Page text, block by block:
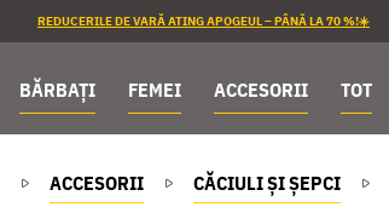
REDUCERILE DE VARĂ ATING APOGEUL – PÂNĂ LA 70 %!☀️
BĂRBAȚI FEMEI ACCESORII TOT
ACCESORII CĂCIULI ȘI ȘEPCI